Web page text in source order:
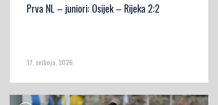
Prva NL – juniori: Osijek – Rijeka 2:2
17. svibnja, 2026